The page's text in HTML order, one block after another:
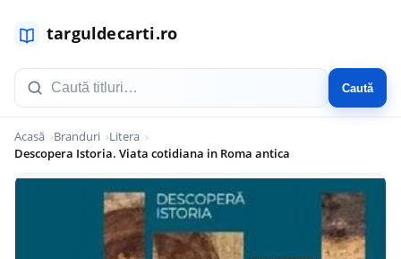
Caută
Acasă Branduri
Litera
Descopera Istoria. Viata cotidiana in Roma antica